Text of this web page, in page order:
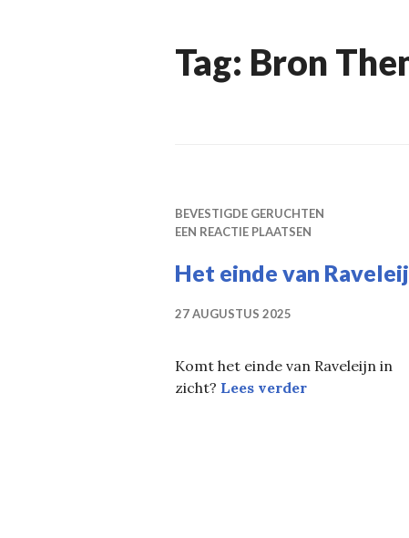
Tag: Bron
BEVESTIGDE GERUCHTEN
EEN REACTIE PLAATSEN
Het einde van
27 AUGUSTUS 2025
Komt het einde van Raveleijn in
zicht? Lees verderHet einde van